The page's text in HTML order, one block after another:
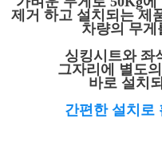
제거 하고 설치되는 제
차량의 무게
싱킹시트와 좌
그자리에 별도
바로 설치
간편한 설치로